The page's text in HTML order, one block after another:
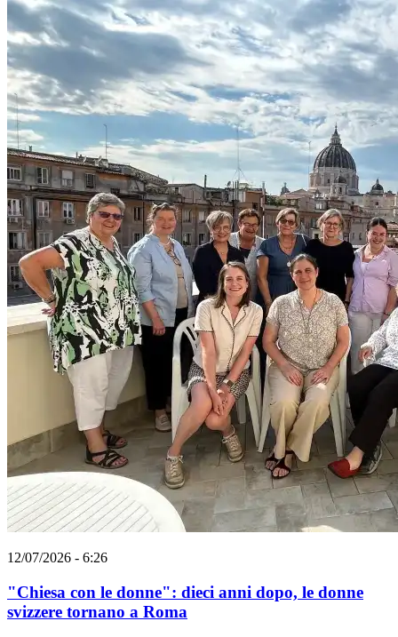
12/07/2026 - 6:26
"Chiesa con le donne": dieci anni dopo, le donne
svizzere tornano a Roma